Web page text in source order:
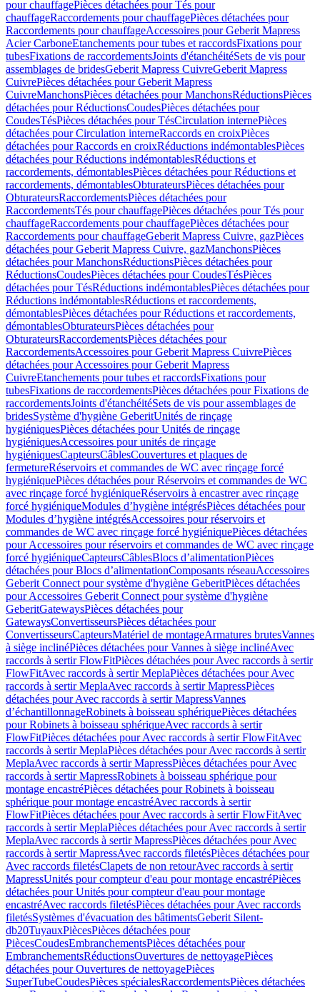
pour chauffagePièces détachées pour Tés pour
chauffageRaccordements pour chauffagePièces détachées pour
Raccordements pour chauffageAccessoires pour Geberit Mapress
Acier CarboneEtanchements pour tubes et raccordsFixations pour
tubesFixations de raccordementsJoints d'étanchéitéSets de vis pour
assemblages de bridesGeberit Mapress CuivreGeberit Mapress
CuivrePièces détachées pour Geberit Mapress
CuivreManchonsPièces détachées pour ManchonsRéductionsPièces
détachées pour RéductionsCoudesPièces détachées pour
CoudesTésPièces détachées pour TésCirculation internePièces
détachées pour Circulation interneRaccords en croixPièces
détachées pour Raccords en croixRéductions indémontablesPièces
détachées pour Réductions indémontablesRéductions et
raccordements, démontablesPièces détachées pour Réductions et
raccordements, démontablesObturateursPièces détachées pour
ObturateursRaccordementsPièces détachées pour
RaccordementsTés pour chauffagePièces détachées pour Tés pour
chauffageRaccordements pour chauffagePièces détachées pour
Raccordements pour chauffageGeberit Mapress Cuivre, gazPièces
détachées pour Geberit Mapress Cuivre, gazManchonsPièces
détachées pour ManchonsRéductionsPièces détachées pour
RéductionsCoudesPièces détachées pour CoudesTésPièces
détachées pour TésRéductions indémontablesPièces détachées pour
Réductions indémontablesRéductions et raccordements,
démontablesPièces détachées pour Réductions et raccordements,
démontablesObturateursPièces détachées pour
ObturateursRaccordementsPièces détachées pour
RaccordementsAccessoires pour Geberit Mapress CuivrePièces
détachées pour Accessoires pour Geberit Mapress
CuivreEtanchements pour tubes et raccordsFixations pour
tubesFixations de raccordementsPièces détachées pour Fixations de
raccordementsJoints d'étanchéitéSets de vis pour assemblages de
bridesSystème d'hygiène GeberitUnités de rinçage
hygiéniquesPièces détachées pour Unités de rinçage
hygiéniquesAccessoires pour unités de rinçage
hygiéniquesCapteursCâblesCouvertures et plaques de
fermetureRéservoirs et commandes de WC avec rinçage forcé
hygiéniquePièces détachées pour Réservoirs et commandes de WC
avec rinçage forcé hygiéniqueRéservoirs à encastrer avec rinçage
forcé hygiéniqueModules d’hygiène intégrésPièces détachées pour
Modules d’hygiène intégrésAccessoires pour réservoirs et
commandes de WC avec rinçage forcé hygiéniquePièces détachées
pour Accessoires pour réservoirs et commandes de WC avec rinçage
forcé hygiéniqueCapteursCâblesBlocs d’alimentationPièces
détachées pour Blocs d’alimentationComposants réseauAccessoires
Geberit Connect pour système d'hygiène GeberitPièces détachées
pour Accessoires Geberit Connect pour système d'hygiène
GeberitGatewaysPièces détachées pour
GatewaysConvertisseursPièces détachées pour
ConvertisseursCapteursMatériel de montageArmatures brutesVannes
à siège inclinéPièces détachées pour Vannes à siège inclinéAvec
raccords à sertir FlowFitPièces détachées pour Avec raccords à sertir
FlowFitAvec raccords à sertir MeplaPièces détachées pour Avec
raccords à sertir MeplaAvec raccords à sertir MapressPièces
détachées pour Avec raccords à sertir MapressVannes
d’échantillonnageRobinets à boisseau sphériquePièces détachées
pour Robinets à boisseau sphériqueAvec raccords à sertir
FlowFitPièces détachées pour Avec raccords à sertir FlowFitAvec
raccords à sertir MeplaPièces détachées pour Avec raccords à sertir
MeplaAvec raccords à sertir MapressPièces détachées pour Avec
raccords à sertir MapressRobinets à boisseau sphérique pour
montage encastréPièces détachées pour Robinets à boisseau
sphérique pour montage encastréAvec raccords à sertir
FlowFitPièces détachées pour Avec raccords à sertir FlowFitAvec
raccords à sertir MeplaPièces détachées pour Avec raccords à sertir
MeplaAvec raccords à sertir MapressPièces détachées pour Avec
raccords à sertir MapressAvec raccords filetésPièces détachées pour
Avec raccords filetésClapets de non retourAvec raccords à sertir
MapressUnités pour compteur d'eau pour montage encastréPièces
détachées pour Unités pour compteur d'eau pour montage
encastréAvec raccords filetésPièces détachées pour Avec raccords
filetésSystèmes d'évacuation des bâtimentsGeberit Silent-
db20TuyauxPiècesPièces détachées pour
PiècesCoudesEmbranchementsPièces détachées pour
EmbranchementsRéductionsOuvertures de nettoyagePièces
détachées pour Ouvertures de nettoyagePièces
SuperTubeCoudesPièces spécialesRaccordementsPièces détachées